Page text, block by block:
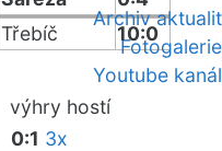
Archiv aktualit
Fotogalerie
Youtube kanál
Třebíč 10:0
výhry hostí
0:1 3x